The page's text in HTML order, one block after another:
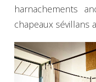
harnachements
chapeaux sévillans